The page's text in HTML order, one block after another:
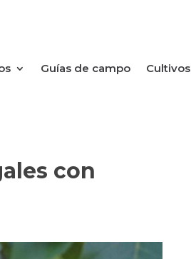
Guías de campo Cultivos
con